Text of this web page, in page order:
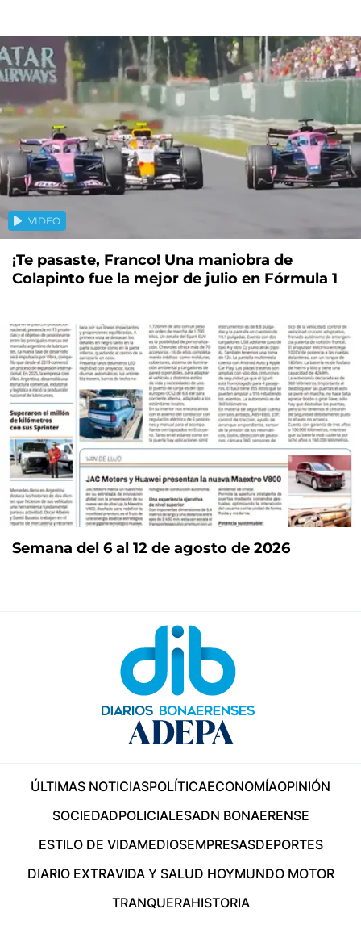
VIDEO
¡Te pasaste, Franco! Una maniobra de
Colapinto fue la mejor de julio en Fórmula 1
Semana del 6 al 12 de agosto de 2026
ÚLTIMAS NOTICIASPOLÍTICAECONOMÍAOPINIÓN
SOCIEDADPOLICIALESADN BONAERENSE
ESTILO DE VIDAMEDIOSEMPRESASDEPORTES
DIARIO EXTRAVIDA Y SALUD HOYMUNDO MOTOR
TRANQUERAHISTORIA